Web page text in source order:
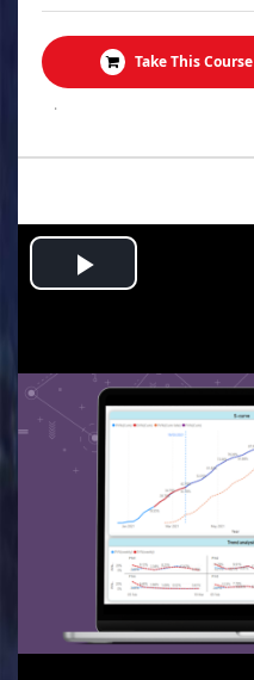
Take This Course
.
Play